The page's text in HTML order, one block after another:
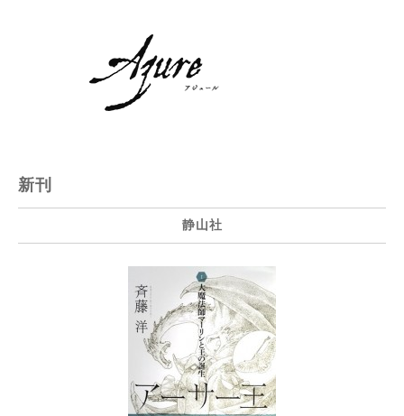
新刊
静山社